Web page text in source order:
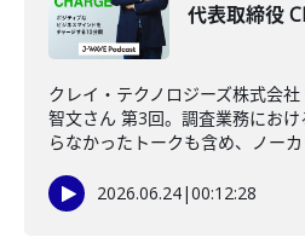
代表取締役
クレイ・テクノロジーズ株式会
智文さん 第3回。調査業務にお
らなかったトークも含め、ノーカ
2026.06.24|00:12:28